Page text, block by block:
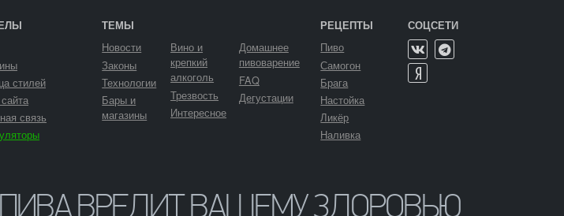
стилей
связь
ТЕМЫ
Новости
Законы
Технологии
Бары и
магазины
Вино и
крепкий
алкоголь
Трезвость
Интересное
Домашнее
пивоварение
FAQ
Дегустации
РЕЦЕПТЫ
Пиво
Самогон
Брага
Настойка
Ликёр
Наливка
СОЦСЕТИ